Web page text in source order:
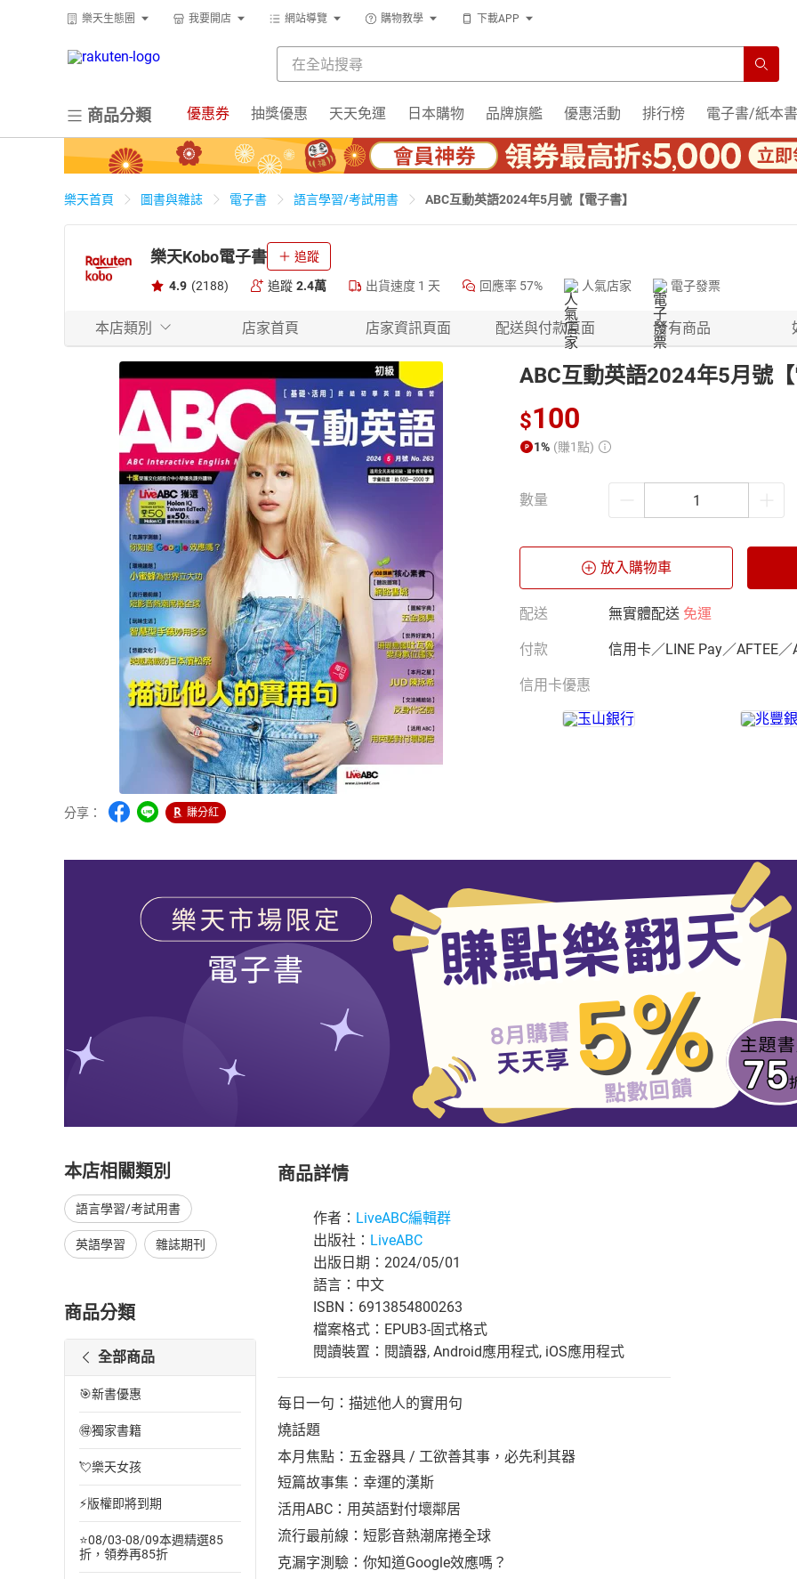
樂天生態圈 我要開店 網站導覽 購物教學 下載APP
商品分類 優惠券 抽獎優惠 天天免運 日本購物 品牌旗艦 優惠活動 排行榜 電子書/紙本書
樂天首頁 圖書與雜誌 電子書 語言學習/考試用書 ABC互動英語2024年5月號【電子書】
樂天Kobo電子書 追蹤
4.9 (2188) 追蹤 2.4萬 出貨速度 1 天 回應率 57% 人氣店家 電子發票
本店類別 店家首頁 店家資訊頁面 配送與付款頁面 所有商品
分享： 賺分紅
ABC互動英語2024年5月號
$100
1% (賺1點)
數量
放入購物車
配送 無實體配送 免運
付款 信用卡／LINE Pay／AFTEE／
信用卡優惠
本店相關類別
語言學習/考試用書
英語學習 雜誌期刊
商品分類
全部商品
🎯新書優惠
🉐獨家書籍
💘樂天女孩
⚡版權即將到期
⭐08/03-08/09本週精選85
折，領券再85折
商品詳情
作者： LiveABC編輯群
出版社： LiveABC
出版日期：2024/05/01
語言：中文
ISBN：6913854800263
檔案格式：EPUB3-固式格式
閱讀裝置：閱讀器, Android應用程式, iOS應用程式
每日一句：描述他人的實用句
燒話題
本月焦點：五金器具 / 工欲善其事，必先利其器
短篇故事集：幸運的漢斯
活用ABC：用英語對付壞鄰居
流行最前線：短影音熱潮席捲全球
克漏字測驗：你知道Google效應嗎？